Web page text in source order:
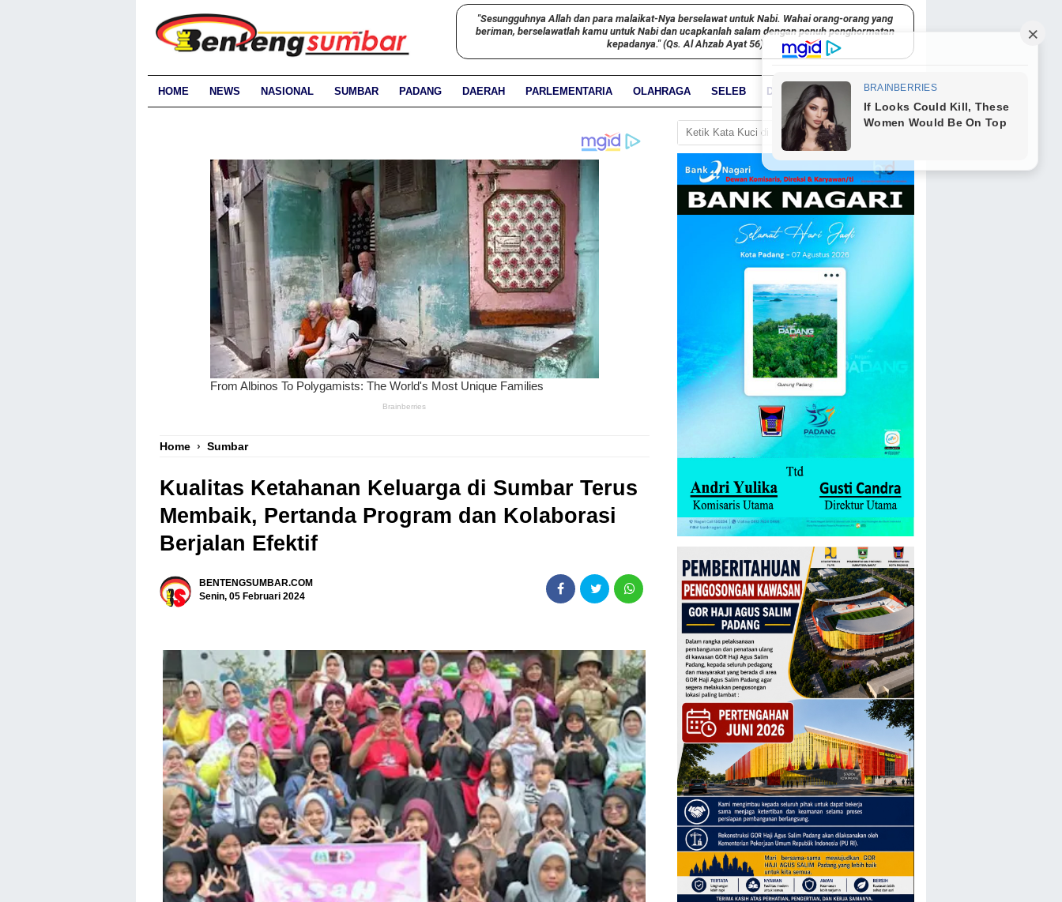
"Sesungguhnya Allah dan para malaikat-Nya berselawat untuk Nabi. Wahai orang-orang yang
beriman, berselawatlah kamu untuk Nabi dan ucapkanlah salam dengan penuh penghormatan
kepadanya." (Qs. Al Ahzab Ayat 56)
HOME NEWS NASIONAL SUMBAR PADANG DAERAH PARLEMENTARIA OLAHRAGA SELEB DUNIA PARIWARA
Home › Sumbar
Kualitas Ketahanan Keluarga di Sumbar Terus
Membaik, Pertanda Program dan Kolaborasi
Berjalan Efektif
BENTENGSUMBAR.COM
Senin, 05 Februari 2024